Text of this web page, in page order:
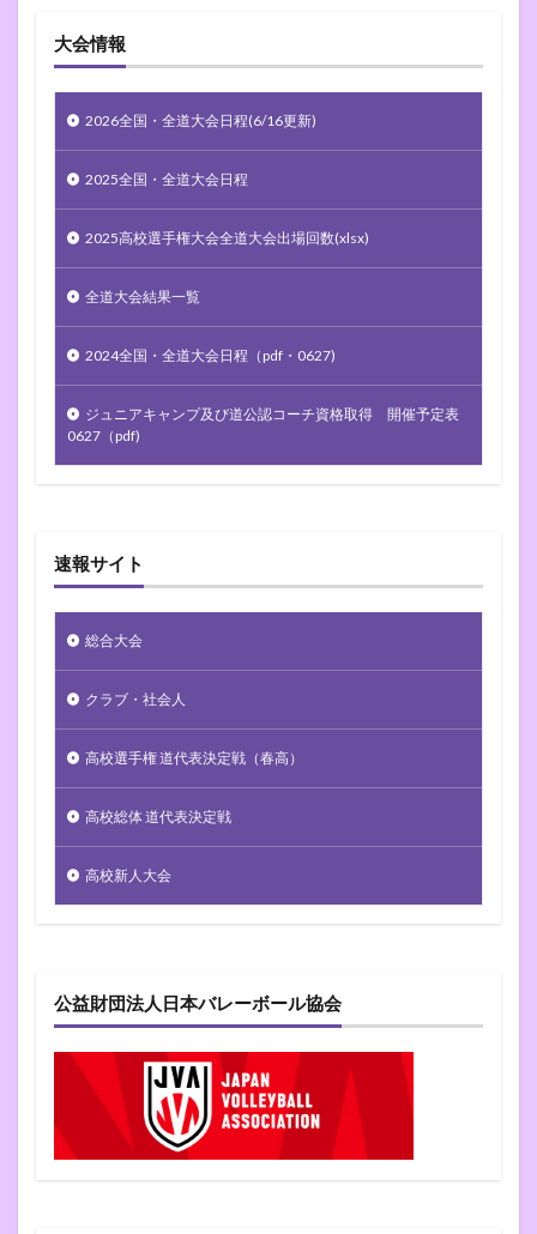
大会情報
2026全国・全道大会日程(6/16更新)
2025全国・全道大会日程
2025高校選手権大会全道大会出場回数(xlsx)
全道大会結果一覧
2024全国・全道大会日程（pdf・0627)
ジュニアキャンプ及び道公認コーチ資格取得 開催予定表
0627（pdf)
速報サイト
総合大会
クラブ・社会人
高校選手権 道代表決定戦（春高）
高校総体 道代表決定戦
高校新人大会
公益財団法人日本バレーボール協会